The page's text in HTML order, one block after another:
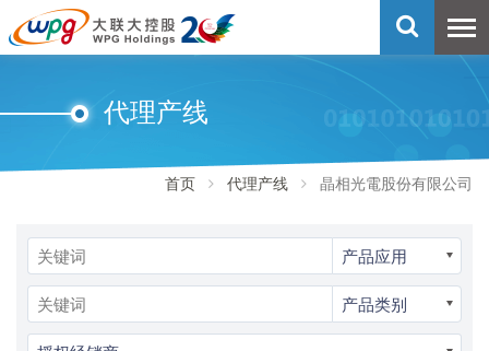
代理产线
首页 代理产线 晶相光電股份有限公司
产品应用
产品类别